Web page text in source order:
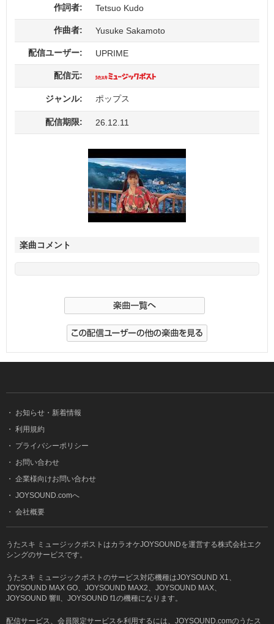
作詞者: Tetsuo Kudo
作曲者: Yusuke Sakamoto
配信ユーザー: UPRIME
配信元:
ジャンル: ポップス
配信期限: 26.12.11
楽曲コメント
・
お知らせ・新着情報
・ 利用規約
・
プライバシーポリシー
・
お問い合わせ
・ 企業様向けお問い合わせ
・ JOYSOUND.comへ
・ 会社概要
うたスキ ミュージックポストはカラオケJOYSOUNDを運営する株式会社エク
シングのサービスです。
うたスキ ミュージックポストのサービス対応機種はJOYSOUND X1、
JOYSOUND MAX GO、JOYSOUND MAX2、JOYSOUND MAX、
JOYSOUND 響II、JOYSOUND f1の機種になります。
配信サービス、会員限定サービスを利用するには、JOYSOUND.comのうたス